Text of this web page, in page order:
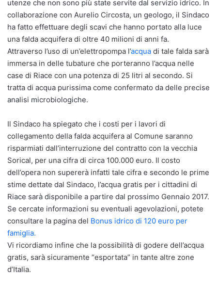
utenze che non sono più state servite dal servizio idrico. In
collaborazione con Aurelio Circosta, un geologo, il Sindaco
ha fatto effettuare degli scavi che hanno portato alla luce
una falda acquifera di oltre 40 milioni di anni fa.
Attraverso l’uso di un’elettropompa l’acqua di tale falda sarà
immersa in delle tubature che porteranno l’acqua nelle
case di Riace con una potenza di 25 litri al secondo. Si
tratta di acqua purissima come confermato da delle precise
analisi microbiologiche.
Il Sindaco ha spiegato che i costi per i lavori di
collegamento della falda acquifera al Comune saranno
risparmiati dall’interruzione del contratto con la vecchia
Sorical, per una cifra di circa 100.000 euro. Il costo
dell’opera non supererà infatti tale cifra e secondo le prime
stime dettate dal Sindaco, l’acqua gratis per i cittadini di
Riace sarà disponibile a partire dal prossimo Gennaio 2017.
Se cercate informazioni su eventuali agevolazioni, potete
consultare la pagina del Bonus idrico di 120 euro per
famiglia.
Vi ricordiamo infine che la possibilità di godere dell’acqua
gratis, sarà sicuramente “esportata” in tante altre zone
d’Italia.